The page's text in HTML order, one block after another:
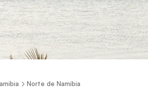
Norte de Namibia